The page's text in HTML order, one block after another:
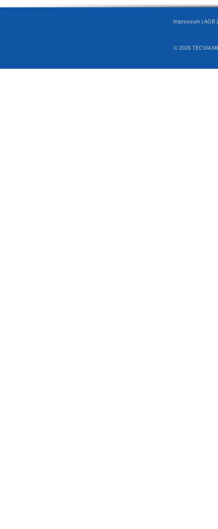
Impressum | AGB
© 2026 TECVIA